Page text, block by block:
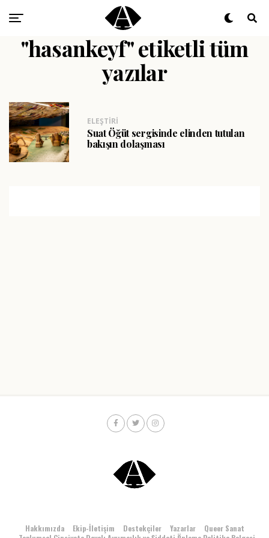
"hasankeyf" etiketli tüm
yazılar
ELEŞTIRI
Suat Öğüt sergisinde elinden tutulan
bakışın dolaşması
Hakkımızda Ekip-İletişim Destekçiler Yazarlar
Queer Sanat